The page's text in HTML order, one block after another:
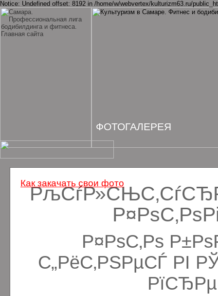
Notice: Undefined offset: 8192 in /home/w/webvertex/kulturizm63.ru/
Р¤РѕС‚Рѕ
С„РёС‚РЅРµСЃ РІ
ФОТОГАЛЕРЕЯ
Как закачать свои фото